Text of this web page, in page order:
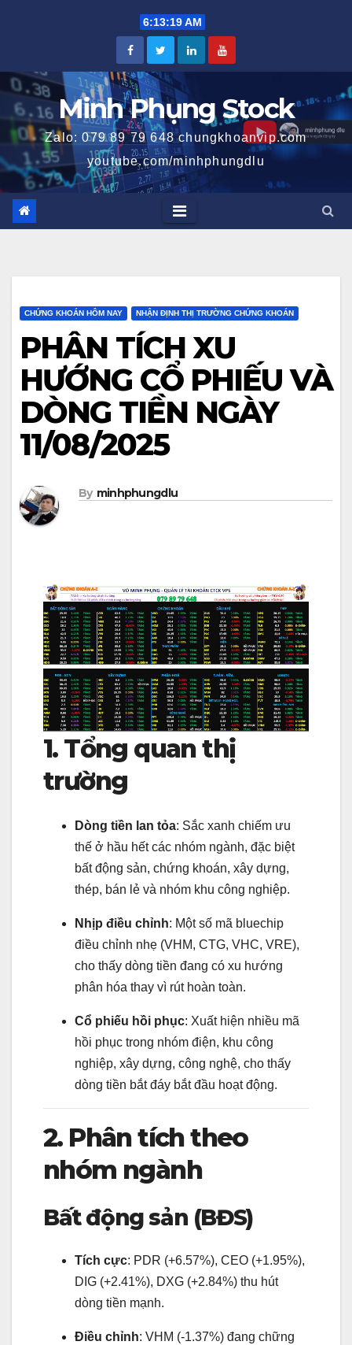
6:13:20 AM
Minh Phụng Stock
Zalo: 079 89 79 648 chungkhoanvip.com
youtube.com/minhphungdlu
CHỨNG KHOÁN HÔM NAY NHẬN ĐỊNH THỊ TRƯỜNG CHỨNG KHOÁN
PHÂN TÍCH XU
HƯỚNG CỔ PHIẾU VÀ
DÒNG TIỀN NGÀY
11/08/2025
By minhphungdlu
1. Tổng quan thị
trường
Dòng tiền lan tỏa: Sắc xanh chiếm ưu
thế ở hầu hết các nhóm ngành, đặc biệt
bất động sản, chứng khoán, xây dựng,
thép, bán lẻ và nhóm khu công nghiệp.
Nhịp điều chỉnh: Một số mã bluechip
điều chỉnh nhẹ (VHM, CTG, VHC, VRE),
cho thấy dòng tiền đang có xu hướng
phân hóa thay vì rút hoàn toàn.
Cổ phiếu hồi phục: Xuất hiện nhiều mã
hồi phục trong nhóm điện, khu công
nghiệp, xây dựng, công nghệ, cho thấy
dòng tiền bắt đáy bắt đầu hoạt động.
2. Phân tích theo
nhóm ngành
Bất động sản (BĐS)
Tích cực: PDR (+6.57%), CEO (+1.95%),
DIG (+2.41%), DXG (+2.84%) thu hút
dòng tiền mạnh.
Điều chỉnh: VHM (-1.37%) đang chững